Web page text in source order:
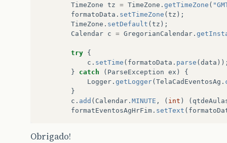
TimeZone tz = TimeZone . getTimeZone (
formatoData . setTimeZone ( tz );
TimeZone . setDefault ( tz );
Calendar c = GregorianCalendar .
try {
c . setTime ( formatoData . parse ( data
}
catch ( ParseException ex )
{
Logger . getLogger( TelaCadEventosAg .
}
c . add ( Calendar . MINUTE , ( int ) (
formatEventosAgHrFim . setText (
Obrigado!